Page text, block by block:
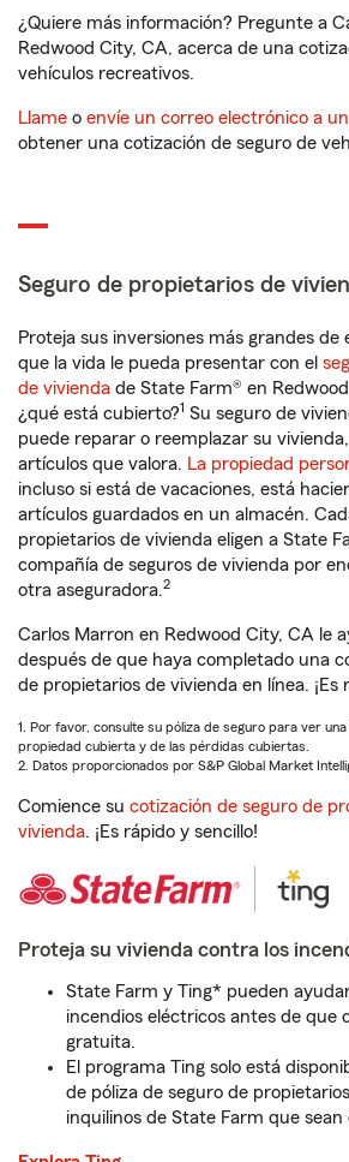
¿Quiere más información? Pregunte a
Redwood City, CA, acerca de una
vehículos recreativos.
Llame o envíe un correo electrónico a
obtener una cotización de seguro de
Seguro de propietarios de
Proteja sus inversiones más grandes de
que la vida le pueda presentar con el
de vivienda de State Farm® en
¿qué está cubierto?1 Su seguro de
puede reparar o reemplazar su
artículos que valora. La propiedad
incluso si está de vacaciones, está
artículos guardados en un almacén.
propietarios de vivienda eligen a State
compañía de seguros de vivienda por
otra aseguradora.2
Carlos Marron en Redwood City, CA le
después de que haya completado una
de propietarios de vivienda en línea. ¡Es
1. Por favor, consulte su póliza de seguro para ver
propiedad cubierta y de las pérdidas cubiertas.
2. Datos proporcionados por S&P Global Market
Comience su cotización de seguro de
vivienda. ¡Es rápido y sencillo!
Proteja su vivienda contra los
State Farm y Ting* pueden
incendios eléctricos antes de que
gratuita.
El programa Ting solo está
de póliza de seguro de
inquilinos de State Farm que sean